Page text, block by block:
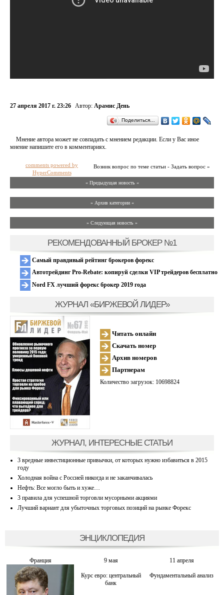
27 апреля 2017 г. 23:26 Автор: Арамис День
Поделиться…
Мнение автора может не совпадать с мнением редакции. Если у Вас иное
мнение напишите его в комментариях.
Возник вопрос по теме статьи - Задать вопрос »
comments powered by
HyperComments
« Предыдущая новость «
» Архив категории «
» Следующая новость »
РЕКОМЕНДОВАННЫЙ БРОКЕР №1
Самый правдивый рейтинг брокеров форекс
Автотрейдинг Pro-Rebate: копируй сделки VIP трейдеров бесплатно
Nord FX лучший форекс брокер 2019 года
ЖУРНАЛ «БИРЖЕВОЙ ЛИДЕР»
Читать онлайн
Скачать номер
Архив номеров
Партнерам
Количество загрузок: 10698824
ЖУРНАЛ, ИНТЕРЕСНЫЕ СТАТЬИ
3 вредные инвестиционные привычки, от которых нужно избавиться в 2015
году
Холодная война с Россией никогда и не заканчивалась
Нефть: Все могло быть и хуже…
3 правила для успешной торговли мусорными акциями
Лучший вариант для убыточных торговых позиций на рынке Форекс
ЭНЦИКЛОПЕДИЯ
Франция 9 мая 11 апреля
Курс евро: центральный
банк
Фундаментальный анализ